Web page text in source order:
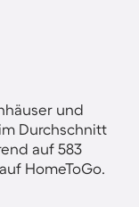
und
Durchschnitt
auf 583
HomeToGo.